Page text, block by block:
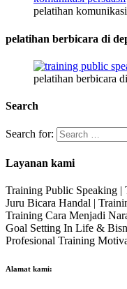
pelatihan
pelatihan berbicara di
pelatihan berbicara
Search
Search for:
Layanan kami
Training Public Speaking
Juru Bicara Handal |
Training Cara Menjadi
Goal Setting In Life &
Profesional Training
Alamat kami: